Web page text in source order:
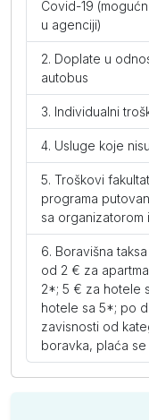
Covid-19
u agenciji)
Doplate u
autobus
Individualni
Usluge koje
Troškovi
programa
sa organizatorom
Boravišna
od 2 € za
2*; 5 € za hotele
hotele sa 5*; po
zavisnosti od
boravka, plaća